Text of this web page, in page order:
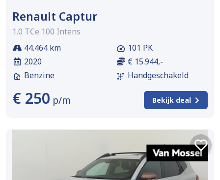
Renault Captur
1.0 TCe 100 Intens
44.464 km
2020
Benzine
101 PK
€ 15.944,-
Handgeschakeld
€ 250 p/m Bekijk deal